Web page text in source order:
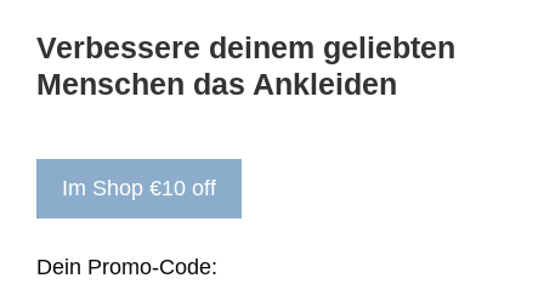
Verbessere deinem geliebten
Menschen das Ankleiden
Im Shop €10 off
Dein Promo-Code: